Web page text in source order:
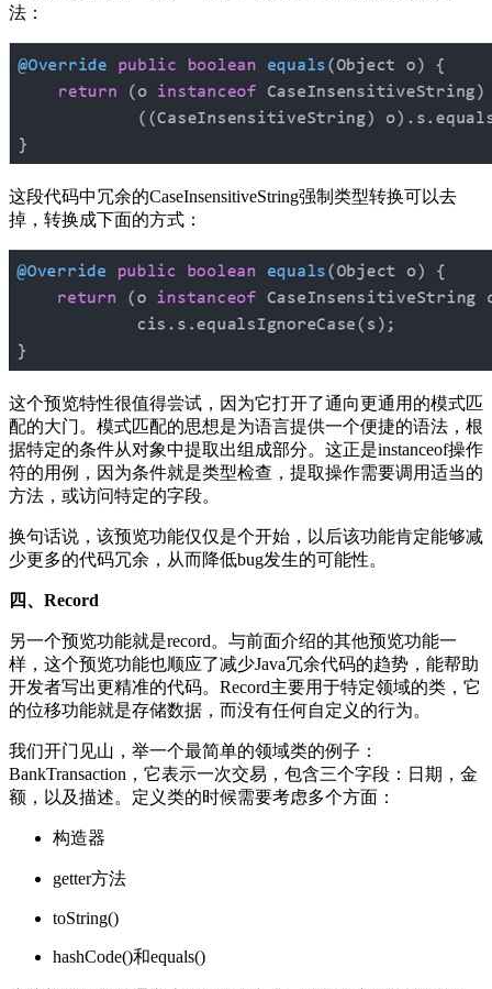
法：
这段代码中冗余的CaseInsensitiveString强制类型转换可以去
掉，转换成下面的方式：
这个预览特性很值得尝试，因为它打开了通向更通用的模式匹
配的大门。模式匹配的思想是为语言提供一个便捷的语法，根
据特定的条件从对象中提取出组成部分。这正是instanceof操作
符的用例，因为条件就是类型检查，提取操作需要调用适当的
方法，或访问特定的字段。
换句话说，该预览功能仅仅是个开始，以后该功能肯定能够减
少更多的代码冗余，从而降低bug发生的可能性。
四、Record
另一个预览功能就是record。与前面介绍的其他预览功能一
样，这个预览功能也顺应了减少Java冗余代码的趋势，能帮助
开发者写出更精准的代码。Record主要用于特定领域的类，它
的位移功能就是存储数据，而没有任何自定义的行为。
我们开门见山，举一个最简单的领域类的例子：
BankTransaction，它表示一次交易，包含三个字段：日期，金
额，以及描述。定义类的时候需要考虑多个方面：
构造器
getter方法
toString()
hashCode()和equals()